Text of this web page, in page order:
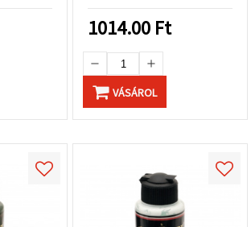
1014.00 Ft
VÁSÁROL